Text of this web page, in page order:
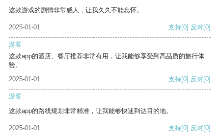
这款游戏的剧情非常感人，让我久久不能忘怀。
2025-01-01 支持[0] 反对[0]
游客
这款app的酒店、餐厅推荐非常有用，让我能够享受到高品质的旅行体
验。
2025-01-01
支持[0] 反对[0]
游客
这款app的路线规划非常精准，让我能够快速到达目的地。
2025-01-01 支持[0] 反对[0]